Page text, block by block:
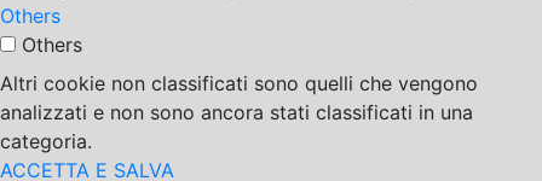
Others
Others
Altri cookie non classificati sono quelli che vengono
analizzati e non sono ancora stati classificati in una
categoria.
ACCETTA E SALVA